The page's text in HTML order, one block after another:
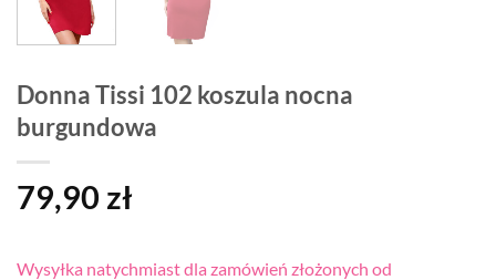
Donna Tissi 102 koszula nocna
burgundowa
79,90 zł
Wysyłka natychmiast dla zamówień złożonych od